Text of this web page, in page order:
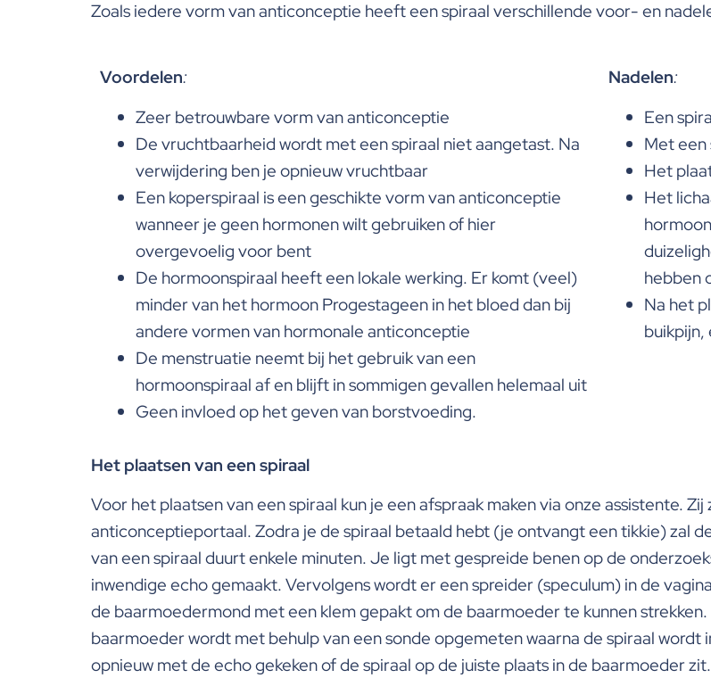
Zoals iedere vorm van anticonceptie heeft een spiraal verschillende voor- en
Voordelen:
Zeer betrouwbare vorm van anticonceptie
De vruchtbaarheid wordt met een spiraal niet aangetast. Na
verwijdering ben je opnieuw vruchtbaar
Een koperspiraal is een geschikte vorm van anticonceptie
wanneer je geen hormonen wilt gebruiken of hier
overgevoelig voor bent
De hormoonspiraal heeft een lokale werking. Er komt (veel)
minder van het hormoon Progestageen in het bloed dan bij
andere vormen van hormonale anticonceptie
De menstruatie neemt bij het gebruik van een
hormoonspiraal af en blijft in sommigen gevallen helemaal uit
Geen invloed op het geven van borstvoeding.
Nadelen:
Een
Met een
Het
Het
hebben
Na het
Het plaatsen van een spiraal
Voor het plaatsen van een spiraal kun je een afspraak maken via onze assistente.
anticonceptieportaal. Zodra je de spiraal betaald hebt (je ontvangt een tikkie) zal
van een spiraal duurt enkele minuten. Je ligt met gespreide benen op de
inwendige echo gemaakt. Vervolgens wordt er een spreider (speculum) in de
de baarmoedermond met een klem gepakt om de baarmoeder te kunnen
baarmoeder wordt met behulp van een sonde opgemeten waarna de spiraal
opnieuw met de echo gekeken of de spiraal op de juiste plaats in de baarmoeder zit.